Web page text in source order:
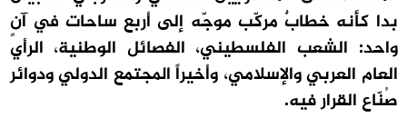
بدا كأنه خطابٌ مركّب موجّه إلى أربع ساحات في آنٍ
واحد: الشعب الفلسطيني، الفصائل الوطنية، الرأي
العام العربي والإسلامي، وأخيراً المجتمع الدولي ودوائر
صُنّاع القرار فيه.